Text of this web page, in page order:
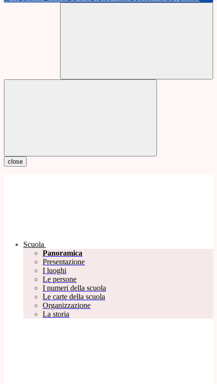
close
Scuola
Panoramica
Presentazione
I luoghi
Le persone
I numeri della scuola
Le carte della scuola
Organizzazione
La storia